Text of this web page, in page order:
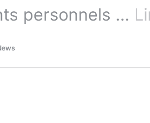
person­nels …